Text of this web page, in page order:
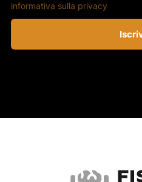
informativa sulla privacy